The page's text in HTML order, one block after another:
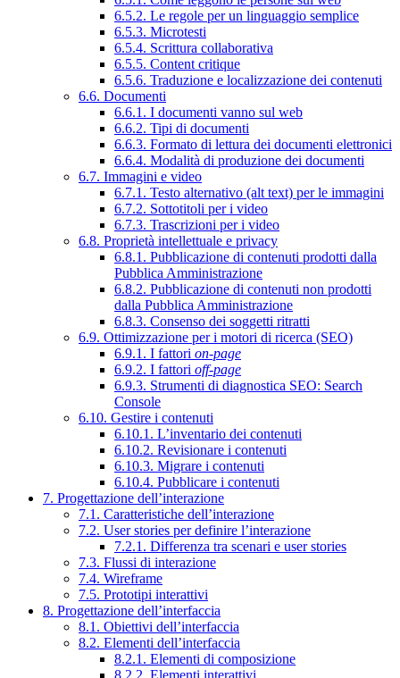
6.5.2. Le regole per un linguaggio semplice
6.5.3. Microtesti
6.5.4. Scrittura collaborativa
6.5.5. Content critique
6.5.6. Traduzione e localizzazione dei contenuti
6.6. Documenti
6.6.1. I documenti vanno sul web
6.6.2. Tipi di documenti
6.6.3. Formato di lettura dei documenti elettronici
6.6.4. Modalità di produzione dei documenti
6.7. Immagini e video
6.7.1. Testo alternativo (alt text) per le immagini
6.7.2. Sottotitoli per i video
6.7.3. Trascrizioni per i video
6.8. Proprietà intellettuale e privacy
6.8.1. Pubblicazione di contenuti prodotti dalla
Pubblica Amministrazione
6.8.2. Pubblicazione di contenuti non prodotti
dalla Pubblica Amministrazione
6.8.3. Consenso dei soggetti ritratti
6.9. Ottimizzazione per i motori di ricerca (SEO)
6.9.1. I fattori on-page
6.9.2. I fattori off-page
6.9.3. Strumenti di diagnostica SEO: Search
Console
6.10. Gestire i contenuti
6.10.1. L’inventario dei contenuti
6.10.2. Revisionare i contenuti
6.10.3. Migrare i contenuti
6.10.4. Pubblicare i contenuti
7. Progettazione dell’interazione
7.1. Caratteristiche dell’interazione
7.2. User stories per definire l’interazione
7.2.1. Differenza tra scenari e user stories
7.3. Flussi di interazione
7.4. Wireframe
7.5. Prototipi interattivi
8. Progettazione dell’interfaccia
8.1. Obiettivi dell’interfaccia
8.2. Elementi dell’interfaccia
8.2.1. Elementi di composizione
8.2.2. Elementi interattivi